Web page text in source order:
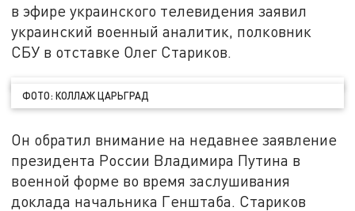
в эфире украинского телевидения заявил
украинский военный аналитик, полковник
СБУ в отставке Олег Стариков.
ФОТО: КОЛЛАЖ ЦАРЬГРАД
Он обратил внимание на недавнее заявление
президента России Владимира Путина в
военной форме во время заслушивания
доклада начальника Генштаба. Стариков